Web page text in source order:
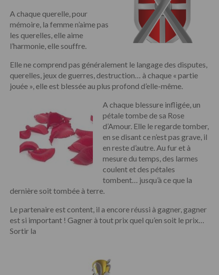
A chaque querelle, pour
mémoire, la femme n’aime pas
les querelles, elle aime
l’harmonie, elle souffre.
Elle ne comprend pas généralement le langage des disputes,
querelles, jeux de guerres, destruction… à chaque « partie
jouée », elle est blessée au plus profond d’elle-même.
A chaque blessure infligée, un
pétale tombe de sa Rose
d’Amour. Elle le regarde tomber,
en se disant ce n’est pas grave, il
en reste d’autre. Au fur et à
mesure du temps, des larmes
coulent et des pétales
tombent… jusqu’à ce que la
dernière soit tombée à terre.
Le partenaire est content, il a encore réussi à gagner, gagner
est si important ! Gagner à tout prix quel qu’en soit le prix…
Sortir la